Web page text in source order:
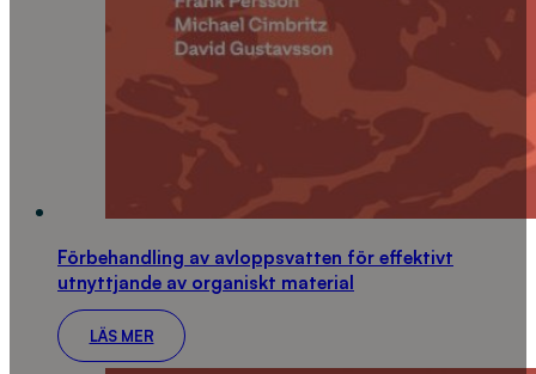
Förbehandling av avloppsvatten för effektivt
utnyttjande av organiskt material
LÄS MER